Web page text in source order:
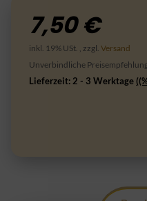
7,50 €
inkl. 19% USt. , zzgl. Versand
Unverbindliche
Lieferzeit: 2 - 3 Werktage